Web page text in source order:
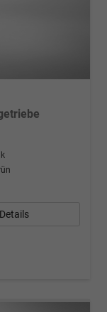
Details